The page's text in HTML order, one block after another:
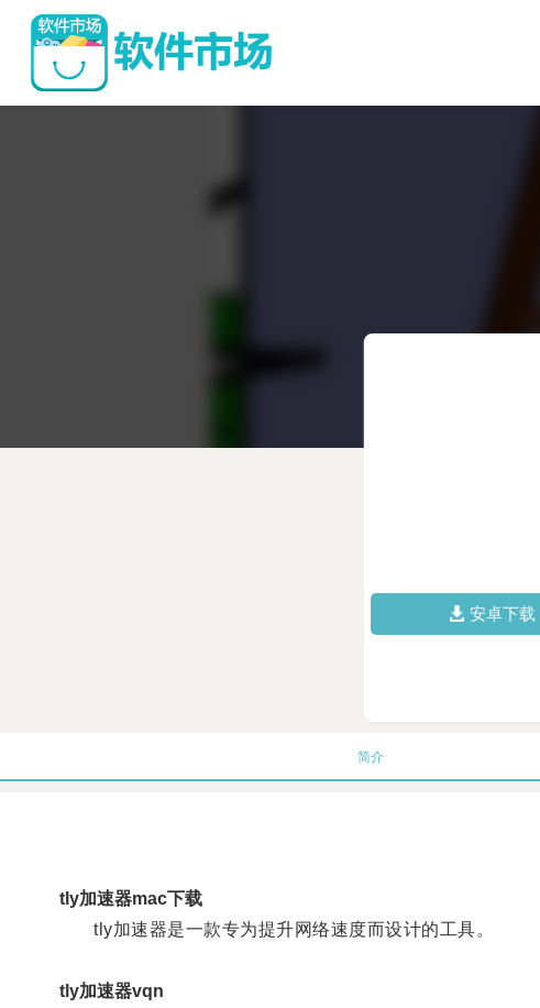
安卓下载
简介
tly加速器mac下载
tly加速器是一款专为提升网络速度而设计的工具。
tly加速器vqn